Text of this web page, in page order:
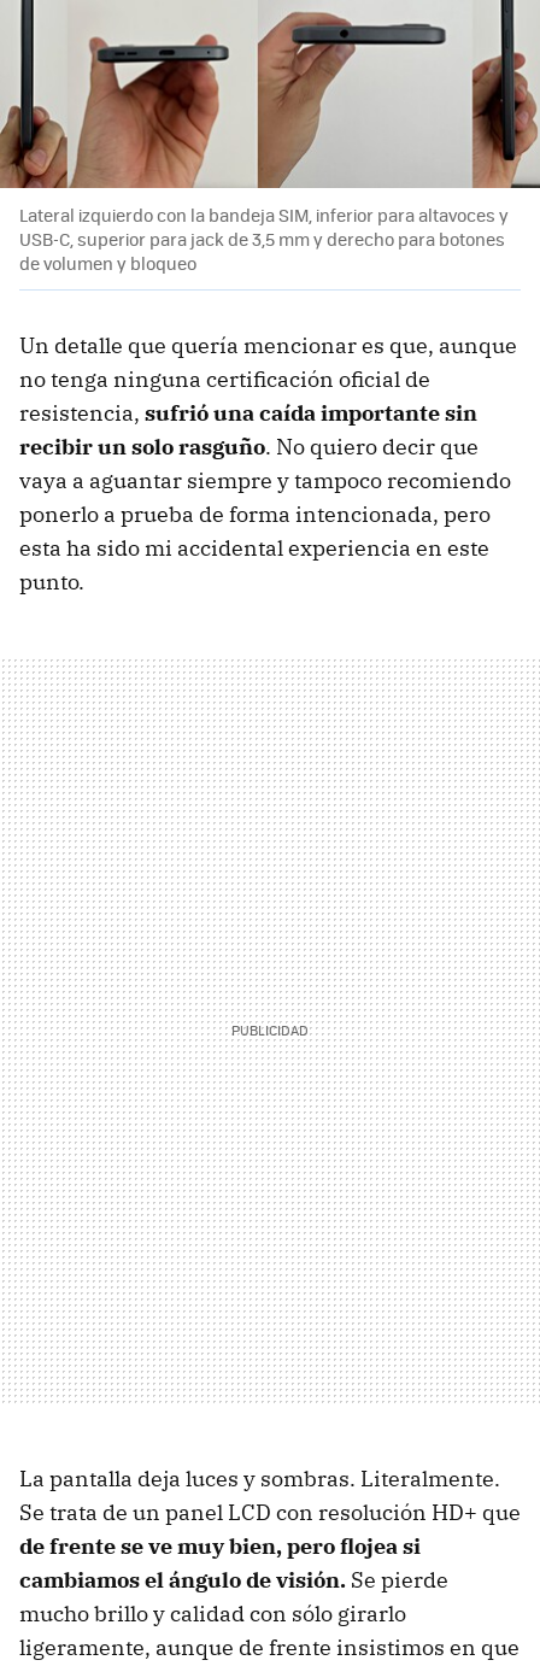
Lateral izquierdo con la bandeja SIM, inferior para altavoces y
USB-C, superior para jack de 3,5 mm y derecho para botones
de volumen y bloqueo
Un detalle que quería mencionar es que, aunque
no tenga ninguna certificación oficial de
resistencia, sufrió una caída importante sin
recibir un solo rasguño. No quiero decir que
vaya a aguantar siempre y tampoco recomiendo
ponerlo a prueba de forma intencionada, pero
esta ha sido mi accidental experiencia en este
punto.
La pantalla deja luces y sombras. Literalmente.
Se trata de un panel LCD con resolución HD+ que
de frente se ve muy bien, pero flojea si
cambiamos el ángulo de visión. Se pierde
mucho brillo y calidad con sólo girarlo
ligeramente, aunque de frente insistimos en que